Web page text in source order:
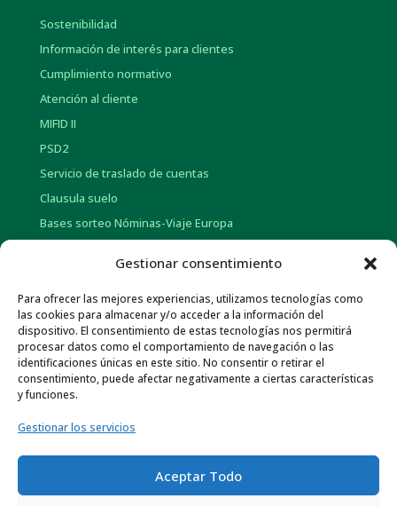
Gestionar consentimiento
Para ofrecer las mejores experiencias, utilizamos tecnologías como
las cookies para almacenar y/o acceder a la información del
dispositivo. El consentimiento de estas tecnologías nos permitirá
procesar datos como el comportamiento de navegación o las
identificaciones únicas en este sitio. No consentir o retirar el
consentimiento, puede afectar negativamente a ciertas características
y funciones.
Gestionar los servicios
Aceptar Todo
Sostenibilidad
Información de interés para clientes
Cumplimiento normativo
Atención al cliente
MIFID II
PSD2
Servicio de traslado de cuentas
Clausula suelo
Bases sorteo Nóminas-Viaje Europa
INFORMACIÓN CORPORATIVA
Historia
Información social
Memorias Anuales
Otra información económica
Normativa de Interés